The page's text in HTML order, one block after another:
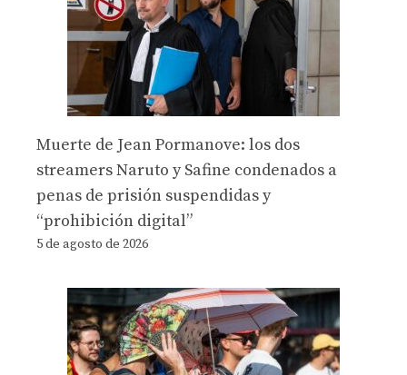
Muerte de Jean Pormanove: los dos
streamers Naruto y Safine condenados a
penas de prisión suspendidas y
“prohibición digital”
5 de agosto de 2026